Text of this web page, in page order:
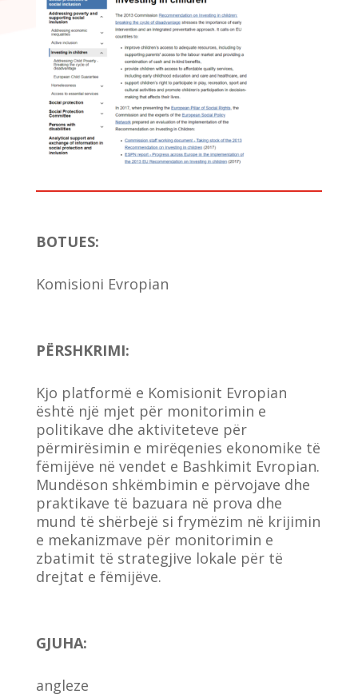
BOTUES:
Komisioni Evropian
PËRSHKRIMI:
Kjo platformë e Komisionit Evropian
është një mjet për monitorimin e
politikave dhe aktiviteteve për
përmirësimin e mirëqenies ekonomike të
fëmijëve në vendet e Bashkimit Evropian.
Mundëson shkëmbimin e përvojave dhe
praktikave të bazuara në prova dhe
mund të shërbejë si frymëzim në krijimin
e mekanizmave për monitorimin e
zbatimit të strategjive lokale për të
drejtat e fëmijëve.
GJUHA:
angleze